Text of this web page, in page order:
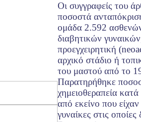
Οι συγγραφείς του
ποσοστά
ομάδα 2.592
διαβητικών
προεγχειρητική
αρχικό στάδιο ή
του μαστού από το
Παρατηρήθηκε
χημειοθεραπεία
από εκείνο που
γυναίκες στις